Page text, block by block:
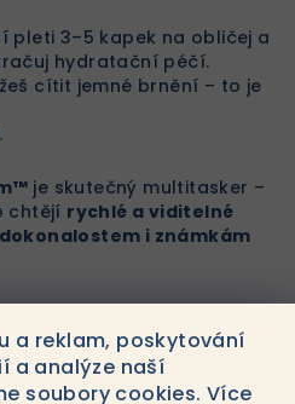
a reklam, poskytování
a analýze naší
soubory cookies. Více
pleti 3–5 kapek na obličej a
hydratační péčí.
cítit jemné brnění – to je
.
je skutečný multitasker –
chtějí rychlé a viditelné
i známkám